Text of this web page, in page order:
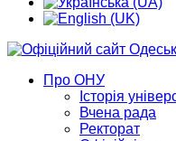
Про ОНУ
Історія
Вчена рада
Ректорат